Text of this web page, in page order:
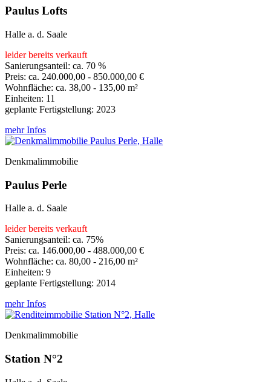
Paulus Lofts
Halle a. d. Saale
leider bereits verkauft
Sanierungsanteil: ca. 70 %
Preis: ca. 240.000,00 - 850.000,00 €
Wohnfläche: ca. 38,00 - 135,00 m²
Einheiten: 11
geplante Fertigstellung: 2023
mehr Infos
Denkmalimmobilie
Paulus Perle
Halle a. d. Saale
leider bereits verkauft
Sanierungsanteil: ca. 75%
Preis: ca. 146.000,00 - 488.000,00 €
Wohnfläche: ca. 80,00 - 216,00 m²
Einheiten: 9
geplante Fertigstellung: 2014
mehr Infos
Denkmalimmobilie
Station N°2